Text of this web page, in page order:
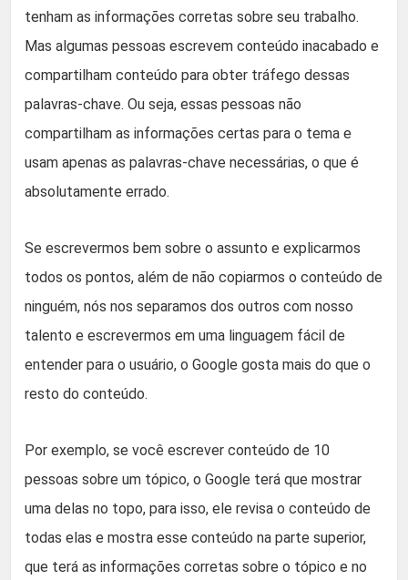
tenham as informações corretas sobre seu trabalho.
Mas algumas pessoas escrevem conteúdo inacabado e
compartilham conteúdo para obter tráfego dessas
palavras-chave. Ou seja, essas pessoas não
compartilham as informações certas para o tema e
usam apenas as palavras-chave necessárias, o que é
absolutamente errado.
Se escrevermos bem sobre o assunto e explicarmos
todos os pontos, além de não copiarmos o conteúdo de
ninguém, nós nos separamos dos outros com nosso
talento e escrevermos em uma linguagem fácil de
entender para o usuário, o Google gosta mais do que o
resto do conteúdo.
Por exemplo, se você escrever conteúdo de 10
pessoas sobre um tópico, o Google terá que mostrar
uma delas no topo, para isso, ele revisa o conteúdo de
todas elas e mostra esse conteúdo na parte superior,
que terá as informações corretas sobre o tópico e no